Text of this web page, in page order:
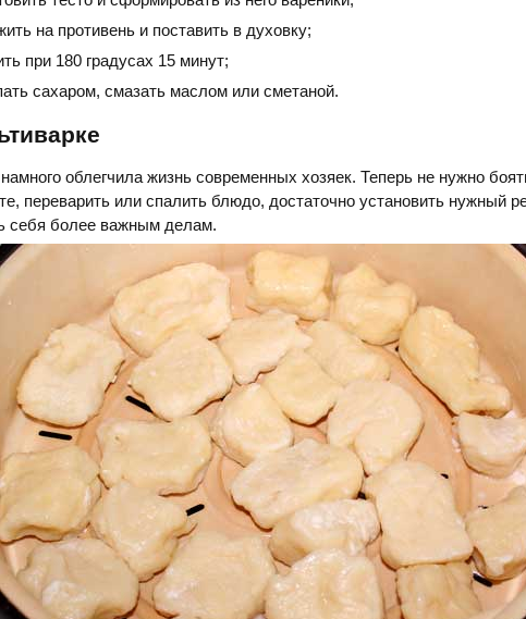
на противень и поставить в духовку;
при 180 градусах 15 минут;
сахаром, смазать маслом или сметаной.
облегчила жизнь современных хозяек. Теперь не нужно
переварить или спалить блюдо, достаточно установить нужный
себя более важным делам.